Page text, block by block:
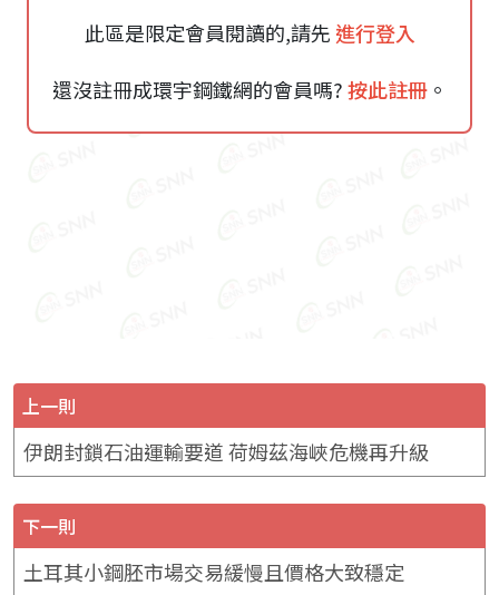
此區是限定會員閱讀的,請先 進行登入
還沒註冊成環宇鋼鐵網的會員嗎?按此註冊。
上一則
伊朗封鎖石油運輸要道 荷姆茲海峽危機再升級
下一則
土耳其小鋼胚市場交易緩慢且價格大致穩定